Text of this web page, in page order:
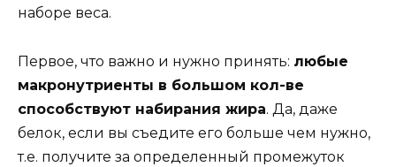
наборе веса.
Первое, что важно и нужно принять: любые
макронутриенты в большом кол-ве
способствуют набирания жира. Да, даже
белок, если вы съедите его больше чем нужно,
т.е. получите за определенный промежуток